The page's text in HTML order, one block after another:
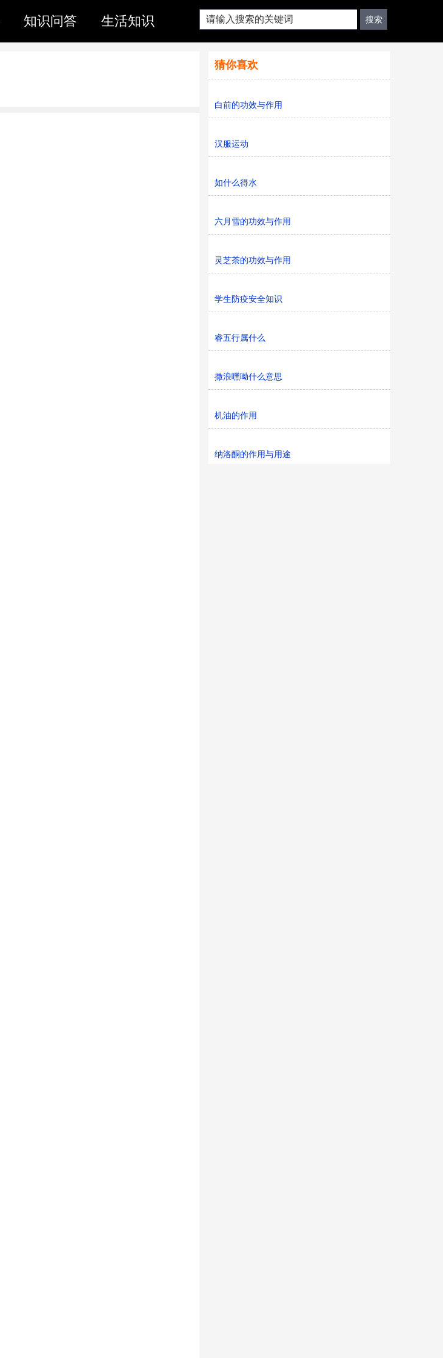
知识问答 生活知识
猜你喜欢
白前的功效与作用
汉服运动
如什么得水
六月雪的功效与作用
灵芝茶的功效与作用
学生防疫安全知识
睿五行属什么
撒浪嘿呦什么意思
机油的作用
纳洛酮的作用与用途